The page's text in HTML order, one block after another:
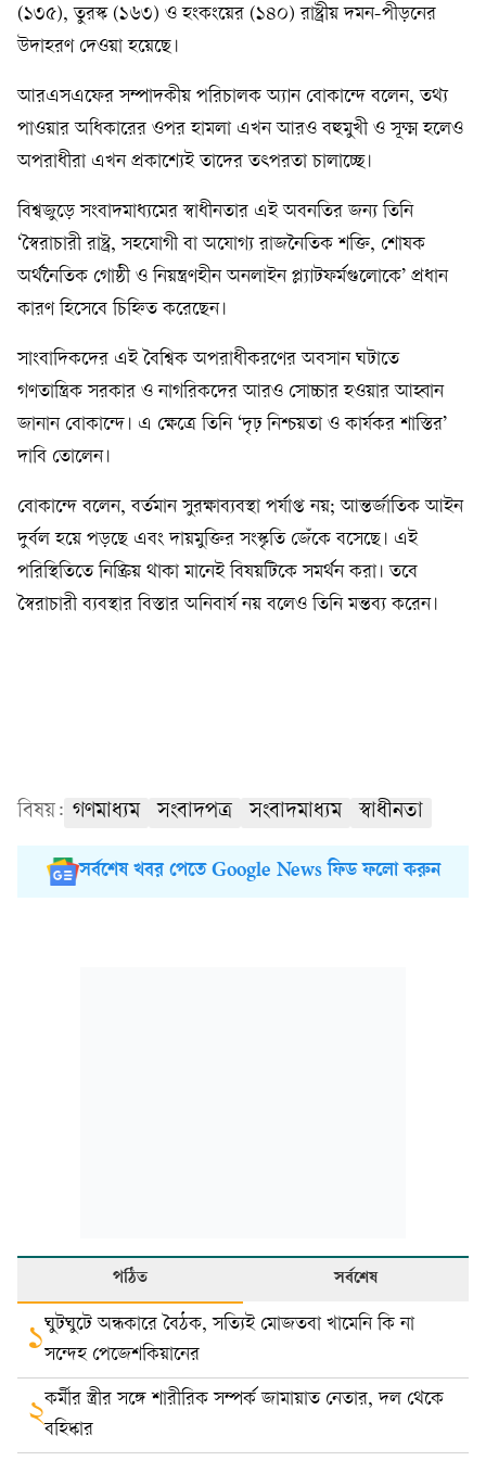
(১৩৫), তুরস্ক (১৬৩) ও হংকংয়ের (১৪০) রাষ্ট্রীয় দমন-পীড়নের
উদাহরণ দেওয়া হয়েছে।
আরএসএফের সম্পাদকীয় পরিচালক অ্যান বোকান্দে বলেন, তথ্য
পাওয়ার অধিকারের ওপর হামলা এখন আরও বহুমুখী ও সূক্ষ্ম হলেও
অপরাধীরা এখন প্রকাশ্যেই তাদের তৎপরতা চালাচ্ছে।
বিশ্বজুড়ে সংবাদমাধ্যমের স্বাধীনতার এই অবনতির জন্য তিনি
‘স্বৈরাচারী রাষ্ট্র, সহযোগী বা অযোগ্য রাজনৈতিক শক্তি, শোষক
অর্থনৈতিক গোষ্ঠী ও নিয়ন্ত্রণহীন অনলাইন প্ল্যাটফর্মগুলোকে’ প্রধান
কারণ হিসেবে চিহ্নিত করেছেন।
সাংবাদিকদের এই বৈশ্বিক অপরাধীকরণের অবসান ঘটাতে
গণতান্ত্রিক সরকার ও নাগরিকদের আরও সোচ্চার হওয়ার আহ্বান
জানান বোকান্দে। এ ক্ষেত্রে তিনি ‘দৃঢ় নিশ্চয়তা ও কার্যকর শাস্তির’
দাবি তোলেন।
বোকান্দে বলেন, বর্তমান সুরক্ষাব্যবস্থা পর্যাপ্ত নয়; আন্তর্জাতিক আইন
দুর্বল হয়ে পড়ছে এবং দায়মুক্তির সংস্কৃতি জেঁকে বসেছে। এই
পরিস্থিতিতে নিষ্ক্রিয় থাকা মানেই বিষয়টিকে সমর্থন করা। তবে
স্বৈরাচারী ব্যবস্থার বিস্তার অনিবার্য নয় বলেও তিনি মন্তব্য করেন।
বিষয়: গণমাধ্যম সংবাদপত্র সংবাদমাধ্যম স্বাধীনতা
সর্বশেষ খবর পেতে Google News ফিড ফলো করুন
পঠিত সর্বশেষ
১ঘুটঘুটে অন্ধকারে বৈঠক, সত্যিই মোজতবা খামেনি কি না
সন্দেহ পেজেশকিয়ানের
২কর্মীর স্ত্রীর সঙ্গে শারীরিক সম্পর্ক জামায়াত নেতার, দল থেকে
বহিষ্কার